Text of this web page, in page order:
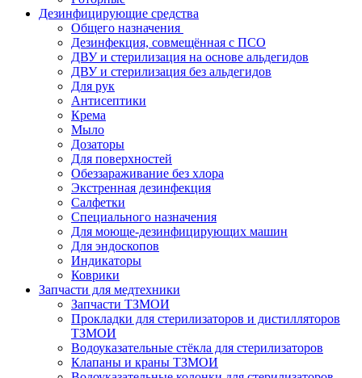
Дезинфицирующие средства
Общего назначения
Дезинфекция, совмещённая с ПСО
ДВУ и стерилизация на основе альдегидов
ДВУ и стерилизация без альдегидов
Для рук
Антисептики
Крема
Мыло
Дозаторы
Для поверхностей
Обеззараживание без хлора
Экстренная дезинфекция
Салфетки
Специального назначения
Для моюще-дезинфицирующих машин
Для эндоскопов
Индикаторы
Коврики
Запчасти для медтехники
Запчасти ТЗМОИ
Прокладки для стерилизаторов и дистилляторов
ТЗМОИ
Водоуказательные стёкла для стерилизаторов
Клапаны и краны ТЗМОИ